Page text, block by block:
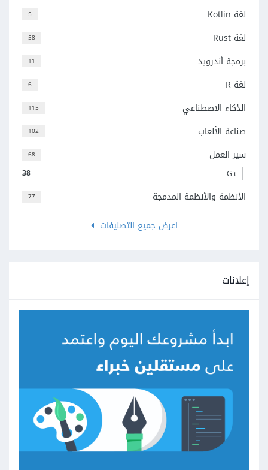
5 لغة Kotlin
58 لغة Rust
11 برمجة أندرويد
6 لغة R
115 الذكاء الاصطناعي
102 صناعة الألعاب
68 سير العمل
38 Git
77
الأنظمة والأنظمة المدمجة
اعرض جميع التصنيفات
إعلانات